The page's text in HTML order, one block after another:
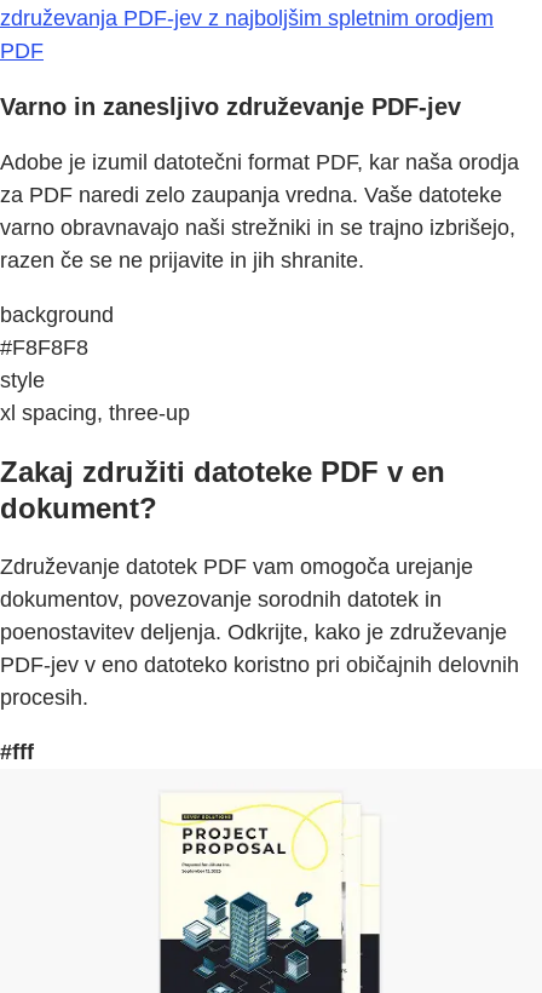
združevanja PDF-jev z najboljšim spletnim orodjem
PDF
Varno in zanesljivo združevanje PDF-jev
Adobe je izumil datotečni format PDF, kar naša orodja
za PDF naredi zelo zaupanja vredna. Vaše datoteke
varno obravnavajo naši strežniki in se trajno izbrišejo,
razen če se ne prijavite in jih shranite.
background
#F8F8F8
style
xl spacing, three-up
Zakaj združiti datoteke PDF v en
dokument?
Združevanje datotek PDF vam omogoča urejanje
dokumentov, povezovanje sorodnih datotek in
poenostavitev deljenja. Odkrijte, kako je združevanje
PDF-jev v eno datoteko koristno pri običajnih delovnih
procesih.
#fff